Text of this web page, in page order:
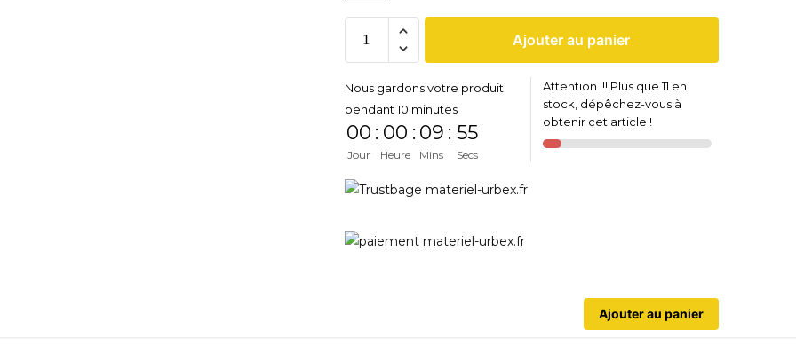
Ajouter au panier
Nous gardons votre produit
pendant 10 minutes
00
Jour
: 00
Heure
: 09
Mins
: 54
Secs
Attention !!! Plus que 11 en
stock, dépêchez-vous à
obtenir cet article !
Ajouter au panier